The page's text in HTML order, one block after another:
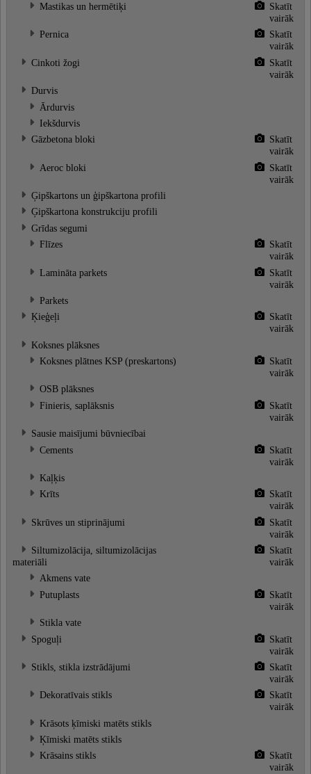
Mastikas un hermētiķi
Skatīt
vairāk
Pernica
Skatīt
vairāk
Cinkoti žogi
Skatīt
vairāk
Durvis
Ārdurvis
Iekšdurvis
Gāzbetona bloki
Skatīt
vairāk
Aeroc bloki
Skatīt
vairāk
Ģipškartons un ģipškartona profili
Ģipškartona konstrukciju profili
Grīdas segumi
Flīzes
Skatīt
vairāk
Lamināta parkets
Skatīt
vairāk
Parkets
Ķieģeļi
Skatīt
vairāk
Koksnes plāksnes
Koksnes plātnes KSP (preskartons)
Skatīt
vairāk
OSB plāksnes
Finieris, saplāksnis
Skatīt
vairāk
Sausie maisījumi būvniecībai
Cements
Skatīt
vairāk
Kaļķis
Krīts
Skatīt
vairāk
Skrūves un stiprinājumi
Skatīt
vairāk
Siltumizolācija, siltumizolācijas
materiāli
Skatīt
vairāk
Akmens vate
Putuplasts
Skatīt
vairāk
Stikla vate
Spoguļi
Skatīt
vairāk
Stikls, stikla izstrādājumi
Skatīt
vairāk
Dekoratīvais stikls
Skatīt
vairāk
Krāsots ķīmiski matēts stikls
Ķīmiski matēts stikls
Krāsains stikls
Skatīt
vairāk